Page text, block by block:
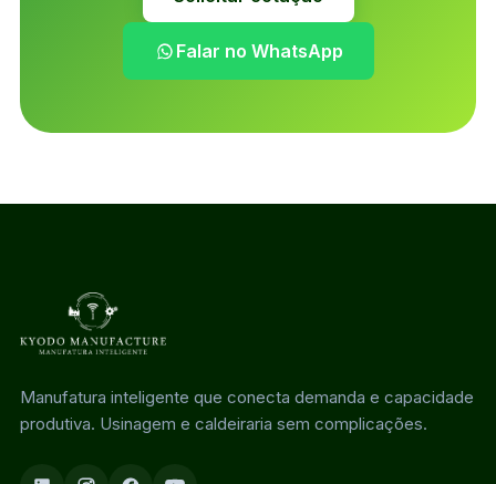
Falar no WhatsApp
Manufatura inteligente que conecta demanda e capacidade
produtiva. Usinagem e caldeiraria sem complicações.